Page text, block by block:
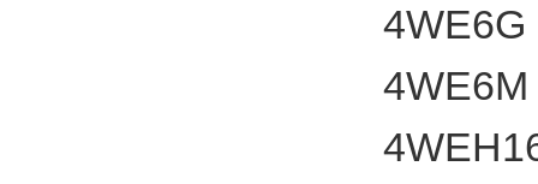
4WE6G